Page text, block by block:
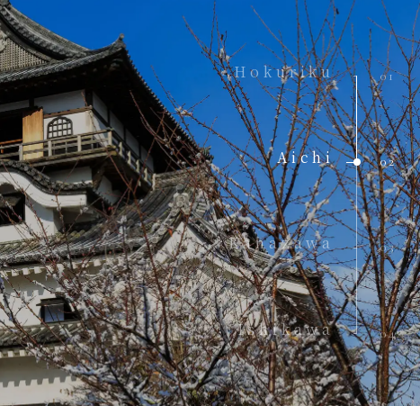
Hokuriku 01
Aichi 02
Kanazawa 03
Ishikawa 04